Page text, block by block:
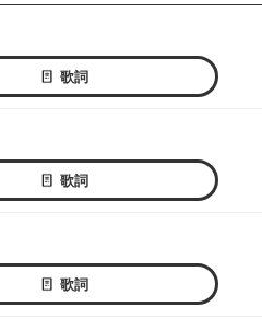
歌詞
歌詞
歌詞